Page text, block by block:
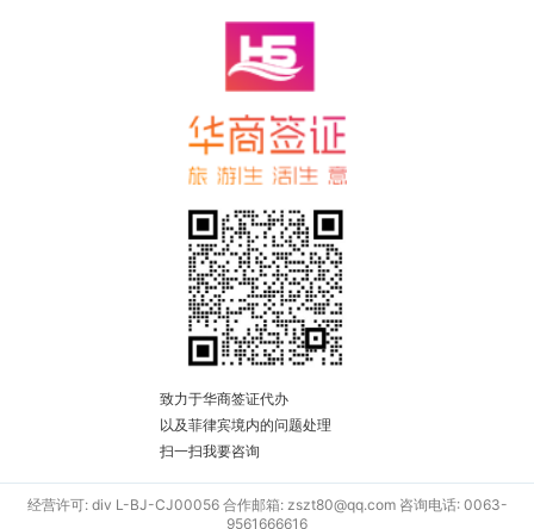
致力于华商签证代办
以及菲律宾境内的问题处理
扫一扫我要咨询
经营许可: div L-BJ-CJ00056 合作邮箱: zszt80@qq.com 咨询电话: 0063-
9561666616